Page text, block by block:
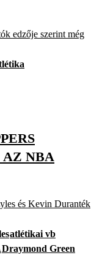
edzője szerint még
AZ NBA
és Kevin Duranték
atlétikai vb
Draymond Green